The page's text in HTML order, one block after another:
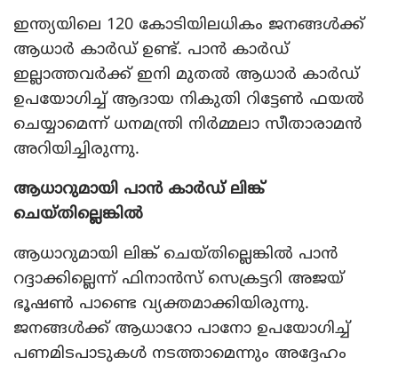
ഇന്ത്യയിലെ 120 കോടിയിലധികം ജനങ്ങള്‍ക്ക്
ആധാര്‍ കാര്‍ഡ് ഉണ്ട്. പാന്‍ കാര്‍ഡ്
ഇല്ലാത്തവര്‍ക്ക് ഇനി മുതല്‍ ആധാര്‍ കാര്‍ഡ്
ഉപയോഗിച്ച് ആദായ നികുതി റിട്ടേണ്‍ ഫയല്‍
ചെയ്യാമെന്ന് ധനമന്ത്രി നിര്‍മ്മലാ സീതാരാമന്‍
അറിയിച്ചിരുന്നു.
ആധാറുമായി പാന്‍ കാര്‍ഡ് ലിങ്ക്
ചെയ്തില്ലെങ്കില്‍
ആധാറുമായി ലിങ്ക് ചെയ്തില്ലെങ്കില്‍ പാന്‍
റദ്ദാക്കില്ലെന്ന് ഫിനാന്‍സ് സെക്രട്ടറി അജയ്
ഭൂഷണ്‍ പാണ്ടെ വ്യക്തമാക്കിയിരുന്നു.
ജനങ്ങള്‍ക്ക് ആധാറോ പാനോ ഉപയോഗിച്ച്
പണമിടപാടുകള്‍ നടത്താമെന്നും അദ്ദേഹം